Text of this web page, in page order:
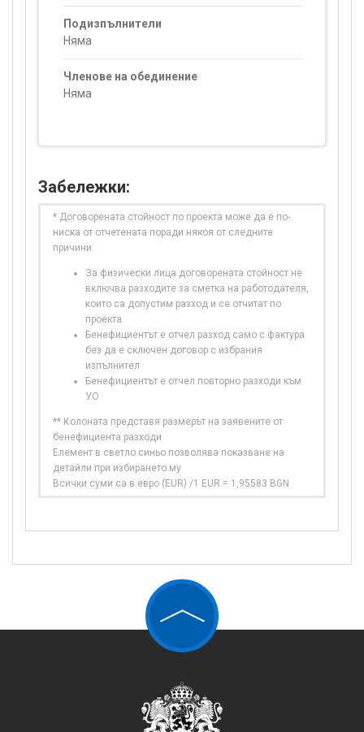
Подизпълнители
Няма
Членове на обединение
Няма
Забележки:
* Договорената стойност по проекта може да е по-
ниска от отчетената поради някоя от следните
причини:
За физически лица договорената стойност не
включва разходите за сметка на работодателя,
които са допустим разход и се отчитат по
проекта
Бенефициентът е отчел разход само с фактура
без да е сключен договор с избрания
изпълнител
Бенефициентът е отчел повторно разходи към
УО
** Колоната представя размерът на заявените от
бенефициента разходи
Елемент в светло синьо позволява показване на
детайли при избирането му
Всички суми са в евро (EUR) /1 EUR = 1,95583 BGN